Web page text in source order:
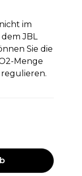
im
JBL
Sie die
Menge